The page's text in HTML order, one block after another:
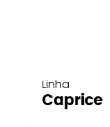
Linha
Caprice